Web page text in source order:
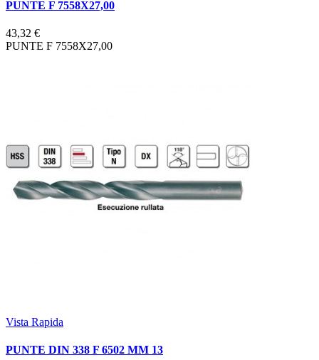
PUNTE F 7558X27,00
43,32 €
PUNTE F 7558X27,00
Vista Rapida
PUNTE DIN 338 F 6502 MM 13